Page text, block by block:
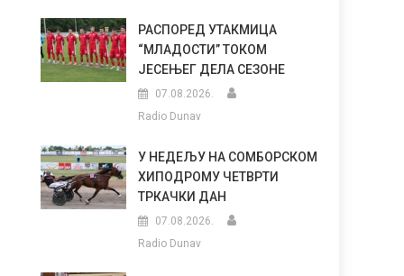
РАСПОРЕД УТАКМИЦА
“МЛАДОСТИ” ТОКОМ
ЈЕСЕЊЕГ ДЕЛА СЕЗОНЕ
07.08.2026.
Radio Dunav
У НЕДЕЉУ НА СОМБОРСКОМ
ХИПОДРОМУ ЧЕТВРТИ
ТРКАЧКИ ДАН
07.08.2026.
Radio Dunav